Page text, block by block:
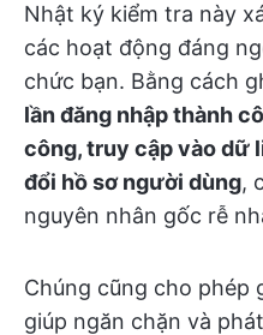
Nhật ký kiểm tra này
các hoạt động đáng
chức bạn. Bằng cách
lần đăng nhập thành
công, truy cập vào dữ
đổi hồ sơ người dùng,
nguyên nhân gốc rễ
Chúng cũng cho phép
giúp ngăn chặn và